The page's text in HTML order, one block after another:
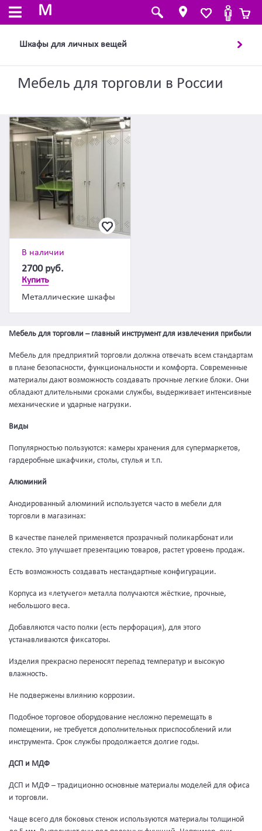
M
Шкафы для личных вещей
Мебель для торговли в России
В наличии
2700 руб.
Купить
Металлические шкафы
Мебель для торговли – главный инструмент для извлечения прибыли
Мебель для предприятий торговли должна отвечать всем стандартам
в плане безопасности, функциональности и комфорта. Современные
материалы дают возможность создавать прочные легкие блоки. Они
обладают длительными сроками службы, выдерживает интенсивные
механические и ударные нагрузки.
Виды
Популярностью пользуются: камеры хранения для супермаркетов,
гардеробные шкафчики, столы, стулья и т.п.
Алюминий
Анодированный алюминий используется часто в мебели для
торговли в магазинах:
В качестве панелей применяется прозрачный поликарбонат или
стекло. Это улучшает презентацию товаров, растет уровень продаж.
Есть возможность создавать нестандартные конфигурации.
Корпуса из «летучего» металла получаются жёсткие, прочные,
небольшого веса.
Добавляются часто полки (есть перфорация), для этого
устанавливаются фиксаторы.
Изделия прекрасно переносят перепад температур и высокую
влажность.
Не подвержены влиянию коррозии.
Подобное торговое оборудование несложно перемещать в
помещении, не требуется дополнительных приспособлений или
инструмента. Срок службы продолжается долгие годы.
ДСП и МДФ
ДСП и МДФ – традиционно основные материалы моделей для офиса
и торговли.
Чаще всего для боковых стенок используются материалы толщиной